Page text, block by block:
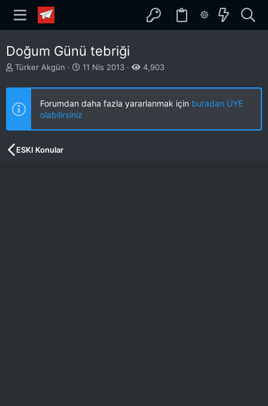
Doğum Günü tebriği
K
n
u
u
b
a
Türker Akgün
B
ş
a
g
11 Nis 2013 4,903
Forumdan daha fazla yararlanmak için buradan ÜYE
olabilirsiniz
ESKI Konular